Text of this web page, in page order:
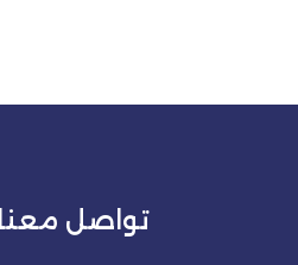
تواصل معنا